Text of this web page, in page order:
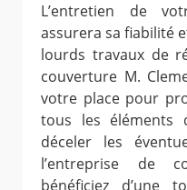
L’entretien de
assurera sa fiabilité
lourds travaux de
couverture M.
votre place pour
tous les
déceler les
l’entreprise de
bénéficiez d’une